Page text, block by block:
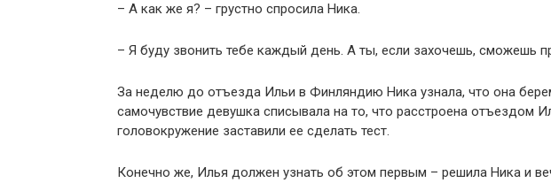
– А как же я? – грустно спросила Ника.
– Я буду звонить тебе каждый день. А ты, если захочешь, сможешь
За неделю до отъезда Ильи в Финляндию Ника узнала, что она
самочувствие девушка списывала на то, что расстроена отъездом
головокружение заставили ее сделать тест.
Конечно же, Илья должен узнать об этом первым – решила Ника и